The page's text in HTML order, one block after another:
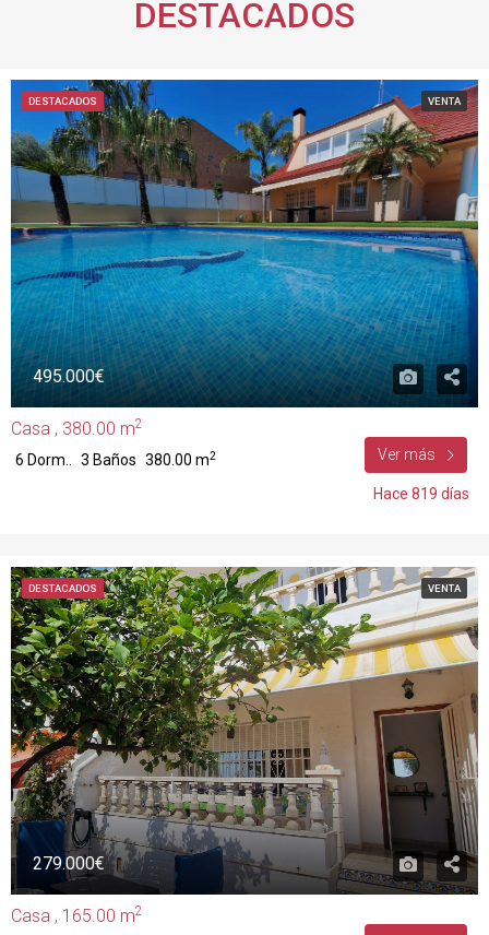
DESTACADOS
DESTACADOS VENTA
Casa , 380.00 m2
495.000€
6 Dorm.. 3 Baños 380.00 m2 Ver más
Hace 819 días
DESTACADOS VENTA
Casa , 165.00 m2
279.000€